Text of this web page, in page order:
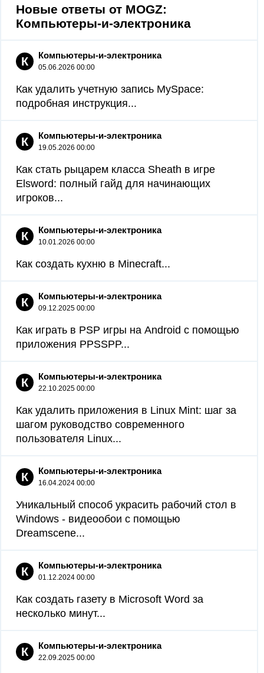
Новые ответы от MOGZ:
Компьютеры-и-электроника
К Компьютеры-и-электроника
05.06.2026 00:00
Как удалить учетную запись MySpace:
подробная инструкция...
К Компьютеры-и-электроника
19.05.2026 00:00
Как стать рыцарем класса Sheath в игре
Elsword: полный гайд для начинающих
игроков...
К Компьютеры-и-электроника
10.01.2026 00:00
Как создать кухню в Minecraft...
К Компьютеры-и-электроника
09.12.2025 00:00
Как играть в PSP игры на Android с помощью
приложения PPSSPP...
К Компьютеры-и-электроника
22.10.2025 00:00
Как удалить приложения в Linux Mint: шаг за
шагом руководство современного
пользователя Linux...
К Компьютеры-и-электроника
16.04.2024 00:00
Уникальный способ украсить рабочий стол в
Windows - видеообои с помощью
Dreamscene...
К Компьютеры-и-электроника
01.12.2024 00:00
Как создать газету в Microsoft Word за
несколько минут...
К Компьютеры-и-электроника
22.09.2025 00:00